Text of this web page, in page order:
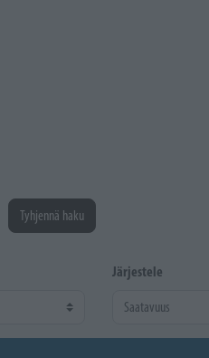
Tyhjennä haku
Järjestele